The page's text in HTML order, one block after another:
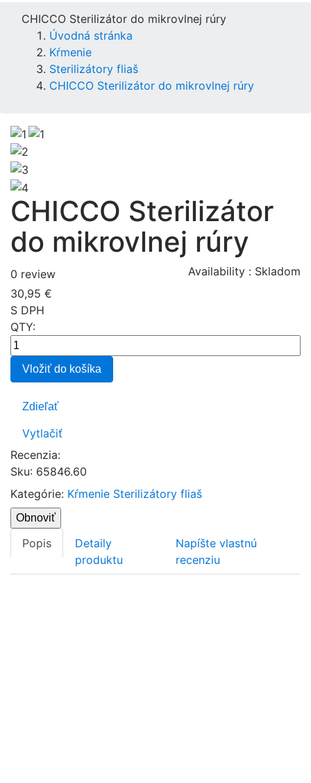
CHICCO Sterilizátor do mikrovlnej rúry
Úvodná stránka
Kŕmenie
Sterilizátory fliaš
CHICCO Sterilizátor do mikrovlnej rúry
CHICCO Sterilizátor
do mikrovlnej rúry
0 review Availability : Skladom
30,95 €
S DPH
QTY:
Vložiť do košíka
Zdieľať
Vytlačiť
Recenzia:
Sku: 65846.60
Kategórie: Kŕmenie Sterilizátory fliaš
Popis
Detaily
produktu
Napíšte vlastnú
recenziu